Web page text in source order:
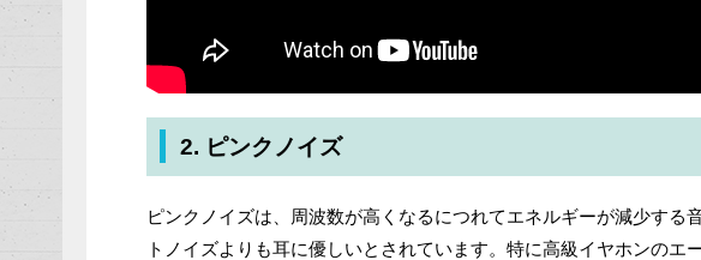
2. ピンクノイズ
ピンクノイズは、周波数が高くなるにつれてエネルギーが減少する
トノイズよりも耳に優しいとされています。特に高級イヤホンのエ